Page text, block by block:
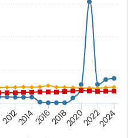
2012201420162018202020222024